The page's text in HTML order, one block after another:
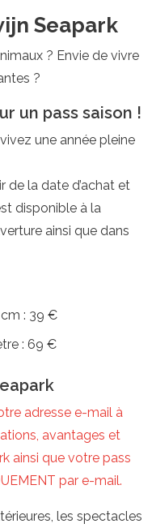
Seapark
? Envie de vivre
?
un pass saison !
une année pleine
de la date d’achat et
disponible à la
ainsi que dans
: 39 €
: 69 €
adresse e-mail à
avantages et
ainsi que votre pass
par e-mail.
les spectacles